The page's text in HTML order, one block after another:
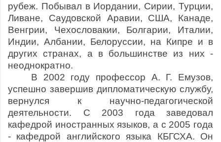
рубеж. Побывал в Иордании, Сирии, Турции,
Ливане, Саудовской Аравии, США, Канаде,
Венгрии, Чехословакии, Болгарии, Италии,
Индии, Албании, Белоруссии, на Кипре и в
других странах, а в большинстве из них -
неоднократно.
В 2002 году профессор А. Г. Емузов,
успешно завершив дипломатическую службу,
вернулся к научно-педагогической
деятельности. С 2003 года заведовал
кафедрой иностранных языков, а с 2005 года
- кафедрой английского языка КБГСХА. Он